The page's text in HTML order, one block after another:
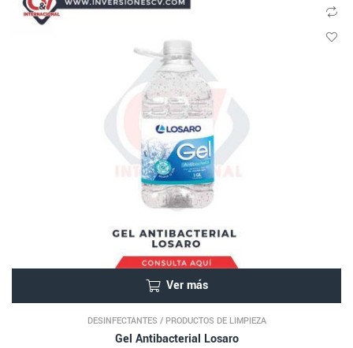
Ver más
DESINFECTANTES / PRODUCTOS DE LIMPIEZA
Gel Antibacterial Losaro